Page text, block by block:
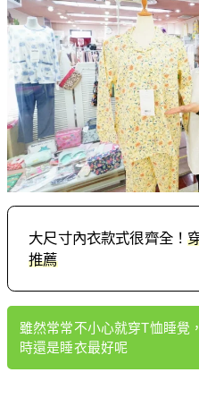
大尺寸內衣款式很齊全！
推薦
雖然常常不小心就穿T恤睡覺
時還是睡衣最好呢